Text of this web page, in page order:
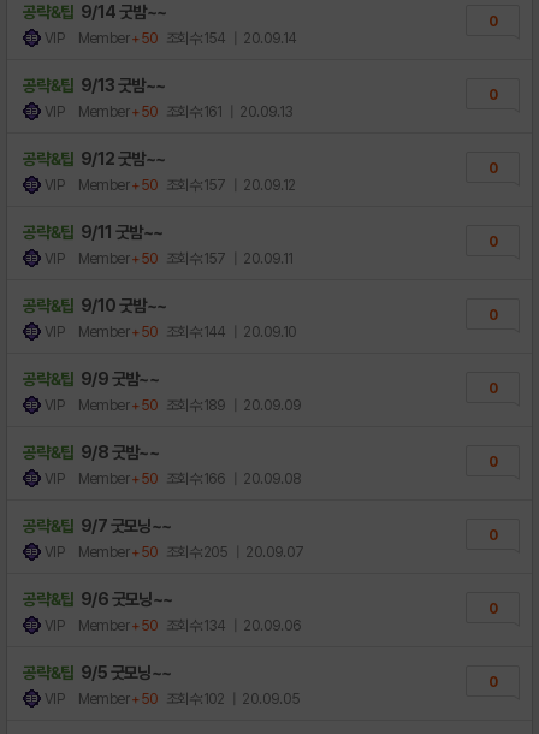
공략&팁 9/14 굿밤~~
VIP Member+50 조회수:154 | 20.09.14
0
공략&팁 9/13 굿밤~~
VIP Member+50 조회수:161 | 20.09.13
0
공략&팁 9/12 굿밤~~
VIP Member+50 조회수:157 | 20.09.12
0
공략&팁 9/11 굿밤~~
VIP Member+50 조회수:157 | 20.09.11
0
공략&팁 9/10 굿밤~~
VIP Member+50 조회수:144 | 20.09.10
0
공략&팁 9/9 굿밤~~
VIP Member+50 조회수:189 | 20.09.09
0
공략&팁 9/8 굿밤~~
VIP Member+50 조회수:166 | 20.09.08
0
공략&팁 9/7 굿모닝~~
VIP Member+50 조회수:205 | 20.09.07
0
공략&팁 9/6 굿모닝~~
VIP Member+50 조회수:134 | 20.09.06
0
공략&팁 9/5 굿모닝~~
VIP Member+50 조회수:102 | 20.09.05
0